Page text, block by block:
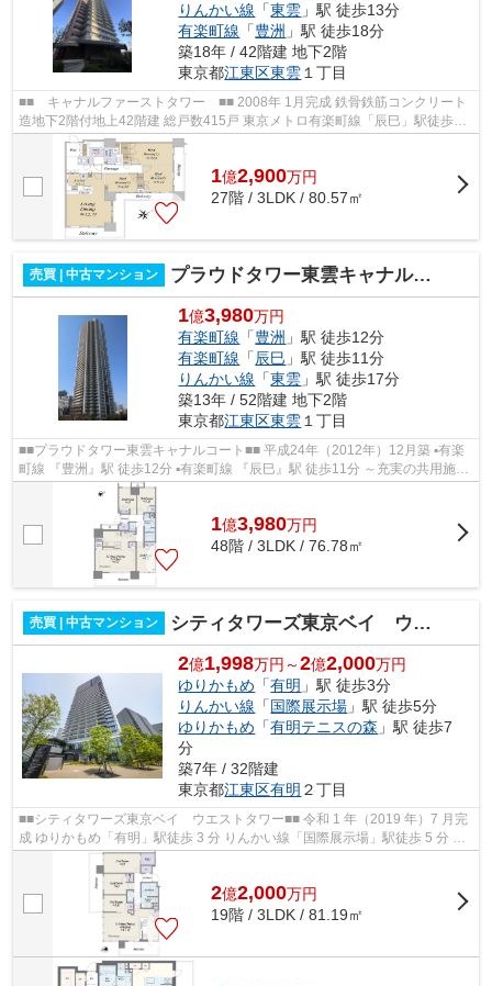
りんかい線 「東雲 」駅 徒歩13分
有楽町線 「豊洲 」駅 徒歩18分
築18年 / 42階建 地下2階
東京都江東区東雲 １丁目
■■ キャナルファーストタワー ■■ 2008年 1月完成 鉄骨鉄筋コンクリート
造地下2階付地上42階建 総戸数415戸 東京メトロ有楽町線「辰巳」駅徒歩9
分 東京臨海高速鉄道「東雲」駅徒歩1...
1億2,900万円
27階 / 3LDK / 80.57㎡
売買 | 中古マンション プラウドタワー東雲キャナルコート
1億3,980万円
有楽町線 「豊洲 」駅 徒歩12分
有楽町線 「 辰巳 」駅 徒歩11分
りんかい線 「東雲 」駅 徒歩17分
築13年 / 52階建 地下2階
東京都江東区東雲 １丁目
■■プラウドタワー東雲キャナルコート■■ 平成24年（2012年）12月築 ▪有楽
町線 『豊洲』駅 徒歩12分 ▪有楽町線 『辰巳』駅 徒歩11分 ～充実の共用施設
～ カフェラウンジ・フィットネ...
1億3,980万円
48階 / 3LDK / 76.78㎡
売買 | 中古マンション シティタワーズ東京ベイ ウエストタワー
2億1,998万円～2億2,000万円
ゆりかもめ 「有明 」駅 徒歩3分
りんかい線 「国際展示場 」駅 徒歩5分
ゆりかもめ 「有明テニスの森 」駅 徒歩7
分
築7年 / 32階建
東京都江東区有明 ２丁目
■■シティタワーズ東京ベイ ウエストタワー■■ 令和 1 年（2019 年）7 月完
成 ゆりかもめ「有明」駅徒歩 3 分 りんかい線「国際展示場」駅徒歩 5 分 総
戸数1539 戸 ペット飼育可（...
2億2,000万円
19階 / 3LDK / 81.19㎡